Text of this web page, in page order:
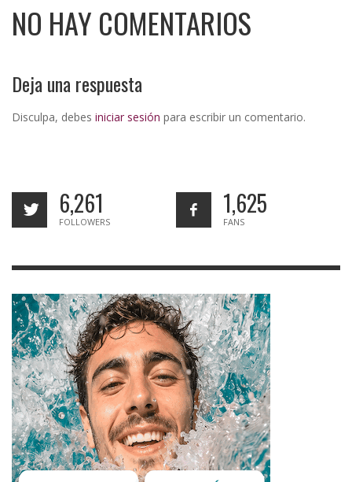
NO HAY COMENTARIOS
Deja una respuesta
Disculpa, debes iniciar sesión para escribir un comentario.
6,261
FOLLOWERS
1,625
FANS